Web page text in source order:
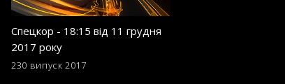
Спецкор - 18:15 від 11 грудня
2017 року
230 випуск 2017